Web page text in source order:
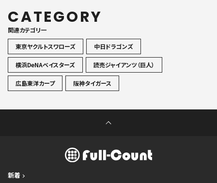
CATEGORY
関連カテゴリ一
東京ヤクルトスワローズ
中日ドラゴンズ
横浜DeNAベイスターズ 読売ジャイアンツ（巨人）
広島東洋カープ 阪神タイガース
新着